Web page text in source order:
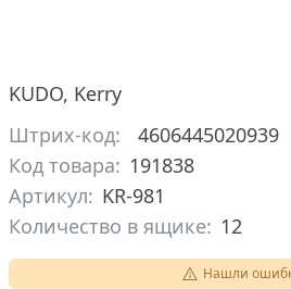
KUDO, Kerry
Штрих-код:
4606445020939
Код товара: 191838
Артикул: KR-981
Количество в ящике: 12
Нашли